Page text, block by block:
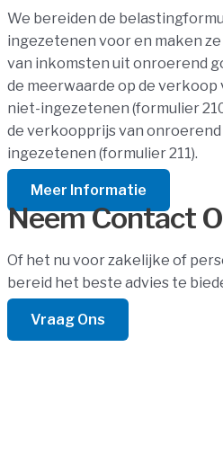
We bereiden de
ingezetenen voor en maken
van inkomsten uit onroerend
de meerwaarde op de
niet-ingezetenen (formulier
de verkoopprijs van
ingezetenen (formulier 211).
Meer Informatie
Neem Contact
Of het nu voor zakelijke of
bereid het beste advies te
Vraag Ons